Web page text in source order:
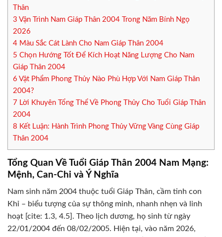
Thân
3 Vận Trình Nam Giáp Thân 2004 Trong Năm Bính Ngọ
2026
4 Màu Sắc Cát Lành Cho Nam Giáp Thân 2004
5 Chọn Hướng Tốt Để Kích Hoạt Năng Lượng Cho Nam
Giáp Thân 2004
6 Vật Phẩm Phong Thủy Nào Phù Hợp Với Nam Giáp Thân
2004?
7 Lời Khuyên Tổng Thể Về Phong Thủy Cho Tuổi Giáp Thân
2004
8 Kết Luận: Hành Trình Phong Thủy Vững Vàng Cùng Giáp
Thân 2004
Tổng Quan Về Tuổi Giáp Thân 2004 Nam Mạng:
Mệnh, Can-Chi và Ý Nghĩa
Nam sinh năm 2004 thuộc tuổi Giáp Thân, cầm tinh con
Khỉ – biểu tượng của sự thông minh, nhanh nhẹn và linh
hoạt [cite: 1.3, 4.5]. Theo lịch dương, họ sinh từ ngày
22/01/2004 đến 08/02/2005. Hiện tại, vào năm 2026,